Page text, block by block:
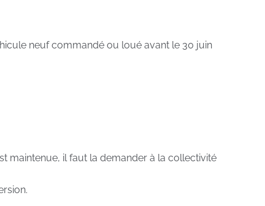
neuf commandé ou loué avant le 30 juin
maintenue, il faut la demander à la collectivité